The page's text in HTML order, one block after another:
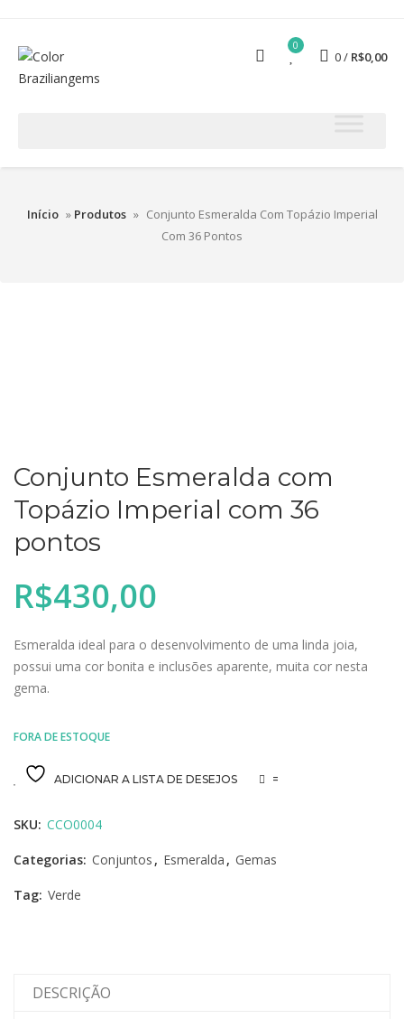
0
0 R$0,00
Início » Produtos » Conjunto Esmeralda Com Topázio Imperial
Com 36 Pontos
Conjunto Esmeralda com
Topázio Imperial com 36
pontos
R$430,00
Esmeralda ideal para o desenvolvimento de uma linda joia,
possui uma cor bonita e inclusões aparente, muita cor nesta
gema.
FORA DE ESTOQUE
ADICIONAR A LISTA DE DESEJOS =
SKU: CCO0004
Categorias: Conjuntos , Esmeralda , Gemas
Tag: Verde
DESCRIÇÃO